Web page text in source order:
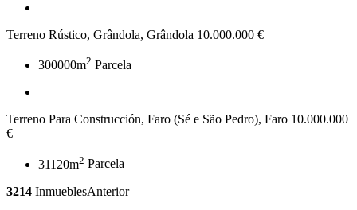
Terreno Rústico, Grândola, Grândola 10.000.000 €
300000m2 Parcela
Terreno Para Construcción, Faro (Sé e São Pedro), Faro 10.000.000
€
31120m2 Parcela
3214 InmueblesAnterior